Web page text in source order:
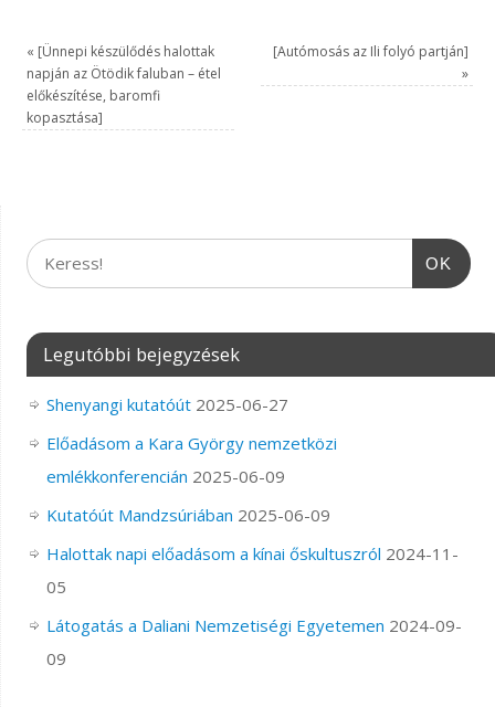
« [Ünnepi készülődés halottak
napján az Ötödik faluban – étel
előkészítése, baromfi
kopasztása]
[Autómosás az Ili folyó partján]
»
OK
Legutóbbi bejegyzések
Shenyangi kutatóút 2025-06-27
Előadásom a Kara György nemzetközi
emlékkonferencián 2025-06-09
Kutatóút Mandzsúriában 2025-06-09
Halottak napi előadásom a kínai őskultuszról 2024-11-
05
Látogatás a Daliani Nemzetiségi Egyetemen 2024-09-
09